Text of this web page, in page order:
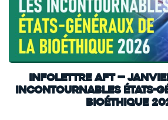
INFOLETTRE AFT —
incontournables États-
bioéthique